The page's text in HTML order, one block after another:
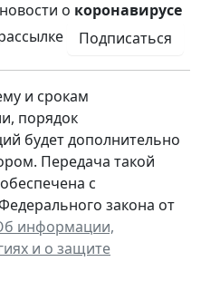
о коронавирусе
Подписаться
и срокам
порядок
будет дополнительно
Передача такой
с
закона от
информации,
и о защите